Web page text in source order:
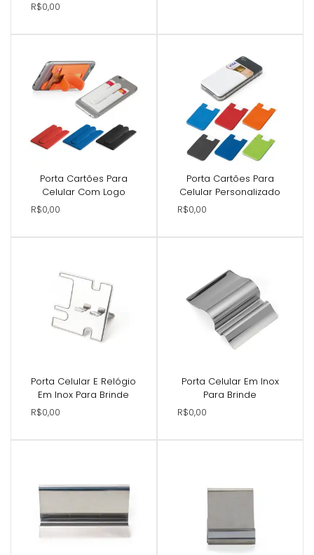
R$0,00
Porta Cartões Para
Celular Com Logo
R$0,00
Porta Cartões Para
Celular Personalizado
R$0,00
Porta Celular E Relógio
Em Inox Para Brinde
R$0,00
Porta Celular Em Inox
Para Brinde
R$0,00